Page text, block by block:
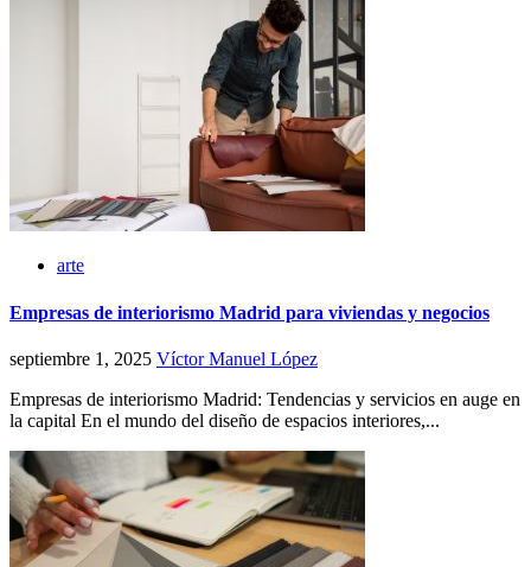
arte
Empresas de interiorismo Madrid para viviendas y negocios
septiembre 1, 2025 Víctor Manuel López
Empresas de interiorismo Madrid: Tendencias y servicios en auge en
la capital En el mundo del diseño de espacios interiores,...